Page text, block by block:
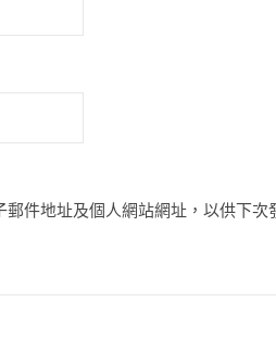
郵件地址及個人網站網址，以供下次